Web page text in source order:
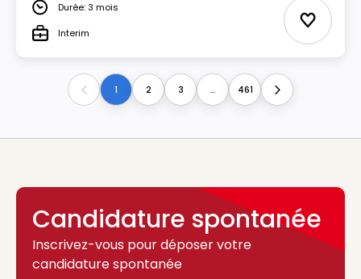
DuréeDurée: 3 mois
TypeInterim Ajouter
Previous1 2 3 ... 461 Next
Candidature spontanée
Inscrivez-vous pour déposer votre
candidature spontanée